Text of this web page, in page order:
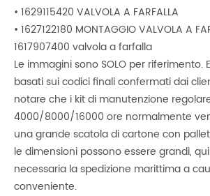
• 1629115420 VALVOLA A FARFALLA
• 1627122180 MONTAGGIO VALVOLA A
1617907400 valvola a farfalla
Le immagini sono SOLO per riferimento.
basati sui codici finali confermati dai
notare che i kit di manutenzione
4000/8000/16000 ore normalmente
una grande scatola di cartone con
le dimensioni possono essere grandi,
necessaria la spedizione marittima a
conveniente.